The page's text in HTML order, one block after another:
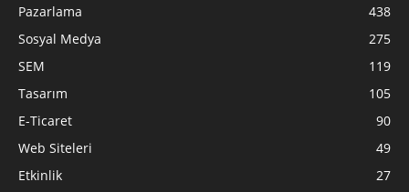
Pazarlama
438
Sosyal Medya
275
SEM
119
Tasarım
105
E-Ticaret
90
Web Siteleri
49
Etkinlik
27